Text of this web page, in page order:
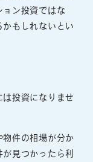
ョン投資ではな
もしれないとい
投資になりませ
件の相場が分か
見つかったら利